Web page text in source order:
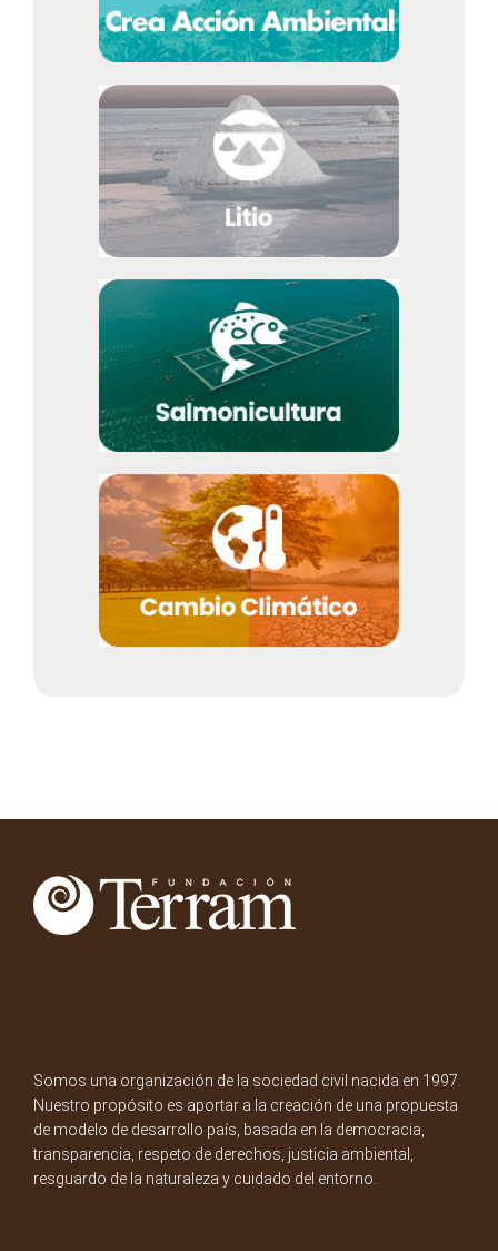
Somos una organización de la sociedad civil nacida en 1997.
Nuestro propósito es aportar a la creación de una propuesta
de modelo de desarrollo país, basada en la democracia,
transparencia, respeto de derechos, justicia ambiental,
resguardo de la naturaleza y cuidado del entorno.